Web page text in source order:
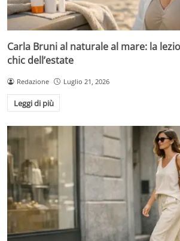
Carla Bruni al naturale al mare: la
chic dell’estate
Redazione Luglio 21, 2026
Leggi di più